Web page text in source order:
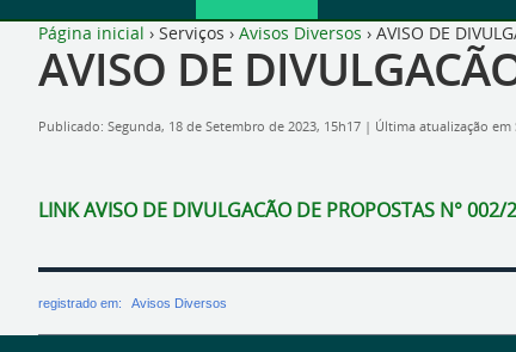
Página inicial › Serviços › Avisos Diversos › AVISO DE
AVISO DE
Publicado: Segunda, 18 de Setembro de 2023, 15h17 | Última atualização em
LINK AVISO DE DIVULGACÃO DE PROPOSTAS N° 002/
registrado em: Avisos Diversos